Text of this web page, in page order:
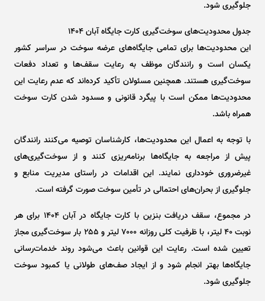
جلوگیری شود.
جدول محدودیت‌های سوخت‌گیری کارت جایگاه آبان ۱۴۰۴
این محدودیت‌ها برای تمامی جایگاه‌های عرضه سوخت در سراسر کشور
یکسان است و رانندگان موظف به رعایت سقف‌ها و تعداد دفعات
سوخت‌گیری هستند. همچنین مسئولان تأکید کرده‌اند که عدم رعایت این
محدودیت‌ها ممکن است با پیگرد قانونی و مسدود شدن کارت سوخت
همراه باشد.
با توجه به اعمال این محدودیت‌ها، کارشناسان توصیه می‌کنند رانندگان
پیش از مراجعه به جایگاه‌ها برنامه‌ریزی کنند و از سوخت‌گیری‌های
غیرضروری خودداری نمایند. این اقدامات در راستای مدیریت منابع و
جلوگیری از بحران‌های احتمالی در تأمین سوخت صورت گرفته است.
در مجموع، سقف دریافت بنزین با کارت جایگاه در آبان ۱۴۰۴ برای هر
نوبت ۴۰ لیتر، با ظرفیت کلی روزانه ۷۰۰۰ لیتر و ۲۵۵ بار سوخت‌گیری مجاز
تعیین شده است. رعایت این قوانین باعث می‌شود روند خدمات‌رسانی
جایگاه‌ها بهتر انجام شود و از ایجاد صف‌های طولانی یا کمبود سوخت
جلوگیری شود.